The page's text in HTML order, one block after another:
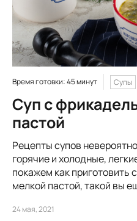
Время готовки: 45 минут Супы
Суп с
пастой
Рецепты супов
горячие и холодные,
покажем как приготовить
мелкой пастой, такой вы
24 мая, 2021